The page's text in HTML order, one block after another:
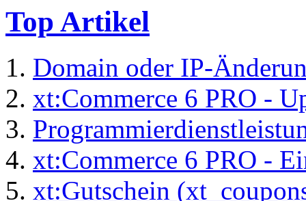
Top Artikel
Domain oder IP-
xt:Commerce 6 PRO -
xt:Commerce 6 PRO -
xt:Gutschein